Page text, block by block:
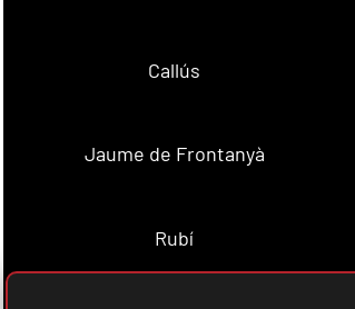
Callús
Jaume de Frontanyà
Rubí